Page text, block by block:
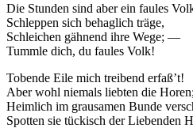
Die Stunden sind aber ein faules
Schleppen sich behaglich träge,
Schleichen gähnend ihre Wege; —
Tummle dich, du faules Volk!
Tobende Eile mich treibend erfaß’t!
Aber wohl niemals liebten die
Heimlich im grausamen Bunde
Spotten sie tückisch der Liebenden